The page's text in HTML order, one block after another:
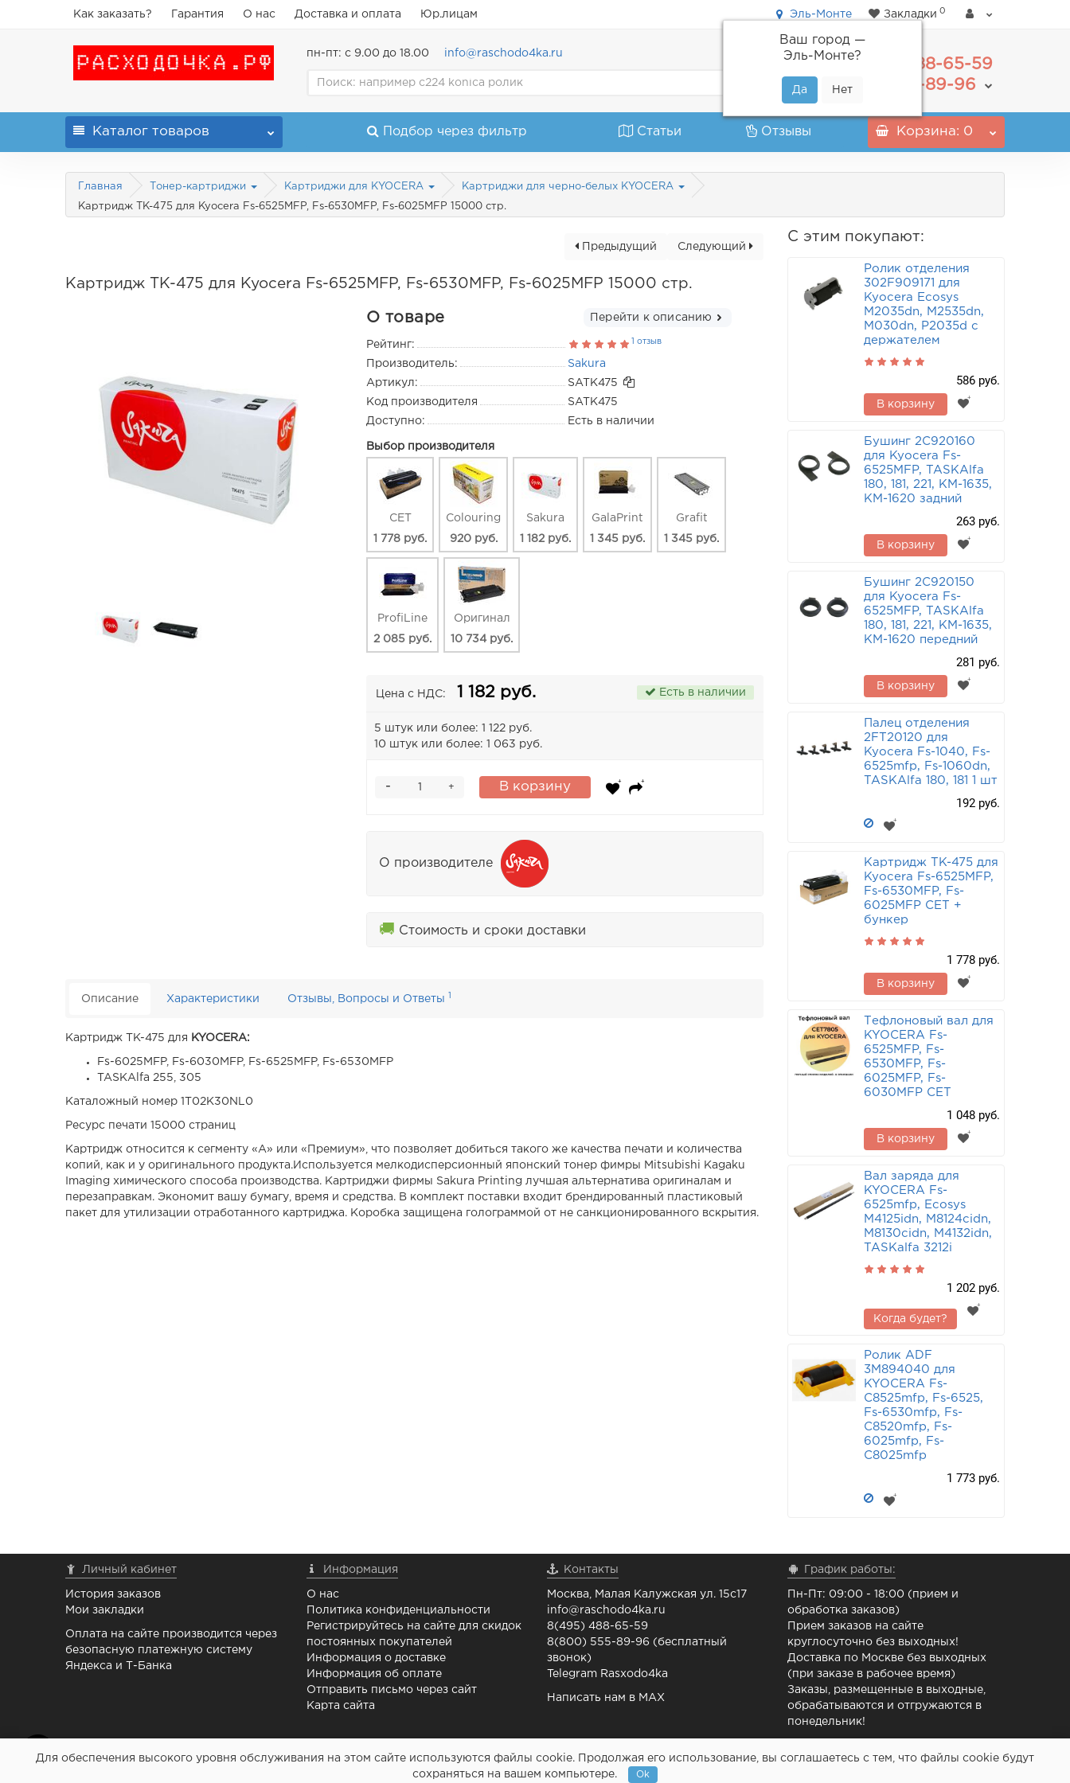
Как заказать? Гарантия О нас Доставка и оплата Юр.лицам Эль-Монте
Ваш город —
Эль-Монте?
Закладки 0
пн-пт: с 9.00 до 18.00 info@raschodo4ka.ru
488-65-59
+7(800) 555-89-96
Каталог товаров Подбор через фильтр Статьи Отзывы Корзина: 0
Главная Тонер-картриджи Картриджи для KYOCERA Картриджи для черно-белых KYOCERA
Картридж TK-475 для Kyocera Fs-6525MFP, Fs-6530MFP, Fs-6025MFP 15000 стр.
Следующий
Предыдущий
Картридж TK-475 для Kyocera Fs-6525MFP, Fs-6530MFP, Fs-6025MFP 15000 стр.
О товаре Перейти к описанию
Рейтинг: 1 отзыв
Производитель:
Sakura
Артикул:
SATK475
Код производителя
SATK475
Доступно:
Есть в наличии
Выбор производителя
CET
1 778 руб.
Colouring
920 руб.
Sakura
1 182 руб.
GalaPrint
1 345 руб.
Grafit
1 345 руб.
ProfiLine
2 085 руб.
Оригинал
10 734 руб.
Цена с НДС: 1 182 руб. Есть в наличии
5 штук или более: 1 122 руб.
10 штук или более: 1 063 руб.
+
- В корзину
О производителе
🚚 Стоимость и сроки доставки
Описание Характеристики Отзывы, Вопросы и Ответы 1
Картридж TK-475 для KYOCERA:
Fs-6025MFP, Fs-6030MFP, Fs-6525MFP, Fs-6530MFP
TASKAlfa 255, 305
Каталожный номер 1T02K30NL0
Ресурс печати 15000 страниц
Картридж относится к сегменту «А» или «Премиум», что позволяет добиться такого же качества печати и количества
копий, как и у оригинального продукта.Используется мелкодисперсионный японский тонер фимры Mitsubishi Kagaku
Imaging химического способа производства. Картриджи фирмы Sakura Printing лучшая альтернатива оригиналам и
перезаправкам. Экономит вашу бумагу, время и средства. В комплект поставки входит брендированный пластиковый
пакет для утилизации отработанного картриджа. Коробка защищена голограммой от не санкционированного вскрытия.
С этим покупают:
Ролик отделения
302F909171 для
Kyocera Ecosys
M2035dn, M2535dn,
M030dn, P2035d с
держателем
586 руб.
В корзину
Бушинг 2C920160
для Kyocera Fs-
6525MFP, TASKAlfa
180, 181, 221, KM-1635,
KM-1620 задний
263 руб.
В корзину
Бушинг 2C920150
для Kyocera Fs-
6525MFP, TASKAlfa
180, 181, 221, KM-1635,
KM-1620 передний
281 руб.
В корзину
Палец отделения
2FT20120 для
Kyocera Fs-1040, Fs-
6525mfp, Fs-1060dn,
TASKAlfa 180, 181 1 шт
192 руб.
Картридж TK-475 для
Kyocera Fs-6525MFP,
Fs-6530MFP, Fs-
6025MFP CET +
бункер
1 778 руб.
В корзину
Тефлоновый вал для
KYOCERA Fs-
6525MFP, Fs-
6530MFP, Fs-
6025MFP, Fs-
6030MFP CET
1 048 руб.
В корзину
Вал заряда для
KYOCERA Fs-
6525mfp, Ecosys
M4125idn, M8124cidn,
M8130cidn, M4132idn,
TASKalfa 3212i
1 202 руб.
Когда будет?
Ролик ADF
3M894040 для
KYOCERA Fs-
C8525mfp, Fs-6525,
Fs-6530mfp, Fs-
C8520mfp, Fs-
6025mfp, Fs-
C8025mfp
1 773 руб.
Личный кабинет
История заказов
Мои закладки
Оплата на сайте производится через
безопасную платежную систему
Яндекса и Т-Банка
Информация
О нас
Политика конфиденциальности
Регистрируйтесь на сайте для скидок
постоянных покупателей
Информация о доставке
Информация об оплате
Отправить письмо через сайт
Карта сайта
Контакты
Москва, Малая Калужская ул. 15с17
info@raschodo4ka.ru
8(495) 488-65-59
8(800) 555-89-96 (бесплатный
звонок)
Telegram Rasxodo4ka
Написать нам в MAX
График работы:
Пн-Пт: 09:00 - 18:00 (прием и
обработка заказов)
Прием заказов на сайте
круглосуточно без выходных!
Доставка по Москве без выходных
(при заказе в рабочее время)
Заказы, размещенные в выходные,
обрабатываются и отгружаются в
понедельник!
Картриджи и все для ремонта принтеров - Расходочка.рф 2013-2026 (c)
Для обеспечения высокого уровня обслуживания на этом сайте используются файлы cookie. Продолжая его использование, вы соглашаетесь с тем, что файлы cookie будут
сохраняться на вашем компьютере.
Ok